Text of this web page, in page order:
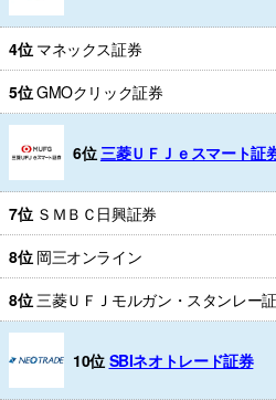
4位 マネックス証券
5位GMOクリック証券
6位 三菱ＵＦＪｅスマート証
7位 ＳＭＢＣ日興証券
8位 岡三オンライン
8位 三菱ＵＦＪモルガン・スタンレー
10位 SBIネオトレード証券